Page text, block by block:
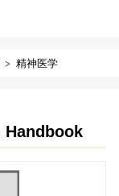
精神医学